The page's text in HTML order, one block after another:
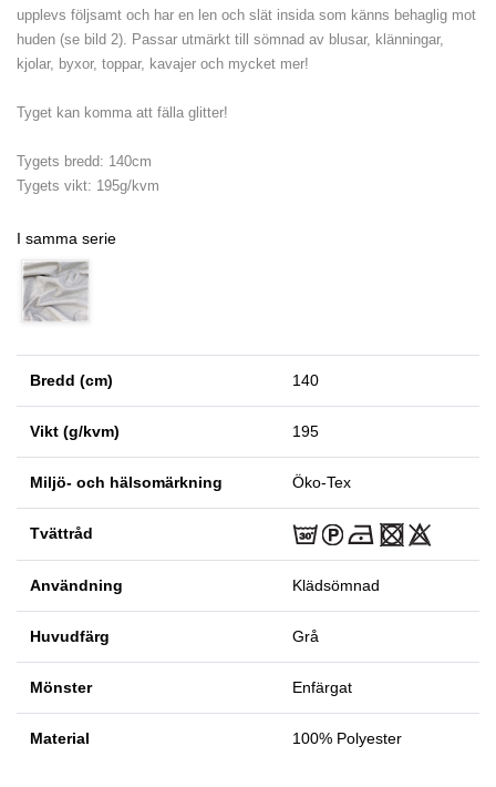
upplevs följsamt och har en len och slät insida som känns behaglig mot
huden (se bild 2). Passar utmärkt till sömnad av blusar, klänningar,
kjolar, byxor, toppar, kavajer och mycket mer!
Tyget kan komma att fälla glitter!
Tygets bredd: 140cm
Tygets vikt: 195g/kvm
I samma serie
Bredd (cm) 140
Vikt (g/kvm) 195
Miljö- och hälsomärkning Öko-Tex
Tvättråd
Användning Klädsömnad
Huvudfärg Grå
Mönster Enfärgat
Material 100% Polyester